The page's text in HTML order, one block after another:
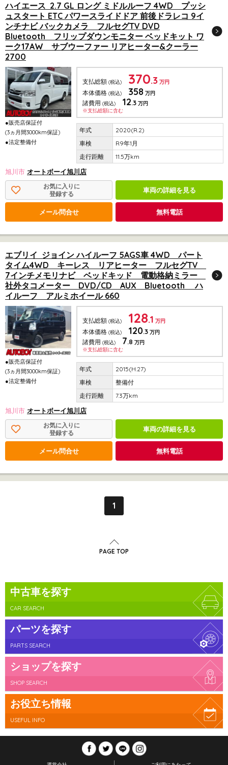
ハイエース 2.7 GL ロング ミドルルーフ 4WD プッシ
ュスタート ETC パワースライドドア 前後ドラレコ 9イ
ンチナビ バックカメラ フルセグTV DVD
Bluetooth フリップダウンモニター ベッドキット ワ
ーク17AW サブウーファー リアヒーター&クーラー
2700
●販売店保証付
(3ヵ月間3000km保証)
●法定整備付
支払総額 (税込) 370.3 万円
本体価格 (税込) 358 万円
諸費用 (税込) 12.3 万円
※支払総額に含む
2020(R.2)
R9年1月
11.5万km
旭川市 オートボーイ旭川店
お気に入りに
登録する
車両の詳細を見る
メール問合せ 無料電話
エブリイ ジョイン ハイルーフ 5AGS車 4WD パート
タイム4WD キーレス リアヒーター フルセグTV
7インチメモリナビ ベッドキッド 電動格納ミラー
社外タコメーター DVD/CD AUX Bluetooth ハ
イルーフ アルミホイール 660
●販売店保証付
(3ヵ月間3000km保証)
●法定整備付
支払総額 (税込) 128.1 万円
本体価格 (税込) 120.3 万円
諸費用 (税込) 7.8 万円
※支払総額に含む
2015(H.27)
整備付
7.3万km
旭川市 オートボーイ旭川店
お気に入りに
登録する
車両の詳細を見る
メール問合せ 無料電話
1
PAGE TOP
中古車を探す
CAR SEARCH
パーツを探す
PARTS SEARCH
ショップを探す
SHOP SEARCH
お役立ち情報
USEFUL INFO